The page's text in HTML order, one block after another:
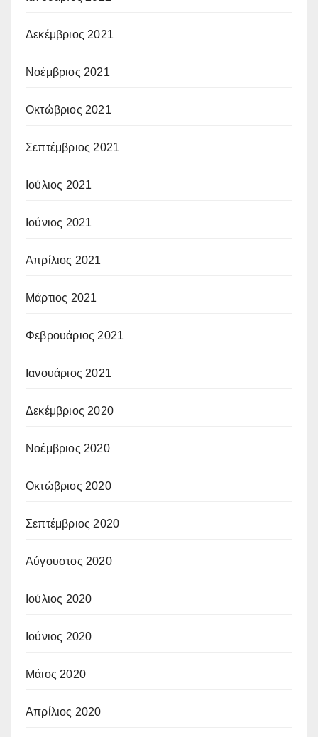
Δεκέμβριος 2021
Νοέμβριος 2021
Οκτώβριος 2021
Σεπτέμβριος 2021
Ιούλιος 2021
Ιούνιος 2021
Απρίλιος 2021
Μάρτιος 2021
Φεβρουάριος 2021
Ιανουάριος 2021
Δεκέμβριος 2020
Νοέμβριος 2020
Οκτώβριος 2020
Σεπτέμβριος 2020
Αύγουστος 2020
Ιούλιος 2020
Ιούνιος 2020
Μάιος 2020
Απρίλιος 2020